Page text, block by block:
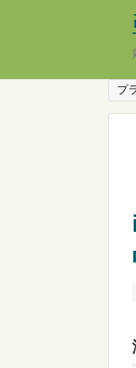
プ